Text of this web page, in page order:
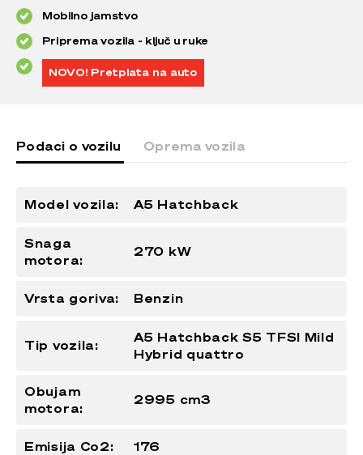
Mobilno jamstvo
Priprema vozila - ključ u ruke
NOVO! Pretplata na auto
Podaci o vozilu Oprema vozila
Model vozila: A5 Hatchback
Snaga
motora:
270 kW
Vrsta goriva: Benzin
Tip vozila:
A5 Hatchback S5 TFSI Mild
Hybrid quattro
Obujam
motora:
2995 cm3
Emisija Co2: 176